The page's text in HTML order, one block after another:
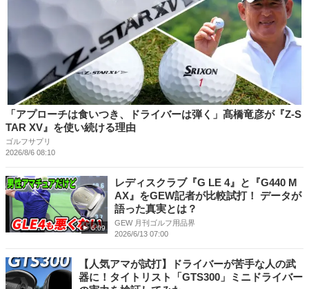
「アプローチは食いつき、ドライバーは弾く」髙橋竜彦が『Z-S
TAR XV』を使い続ける理由
ゴルフサプリ
2026/8/6 08:10
6:09
レディスクラブ『G LE 4』と『G440 M
AX』をGEW記者が比較試打！ データが
語った真実とは？
GEW 月刊ゴルフ用品界
2026/6/13 07:00
【人気アマが試打】ドライバーが苦手な人の武
器に！タイトリスト「GTS300」ミニドライバー